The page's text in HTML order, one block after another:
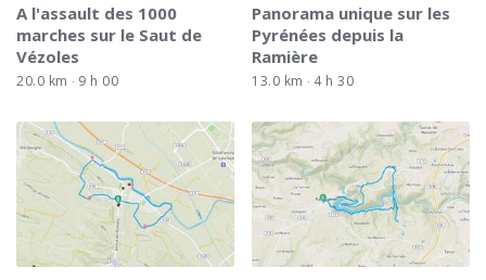
A l'assault des 1000
marches sur le Saut de
Vézoles
20.0 km 9 h 00
Panorama unique sur les
Pyrénées depuis la
Ramière
13.0 km 4 h 30